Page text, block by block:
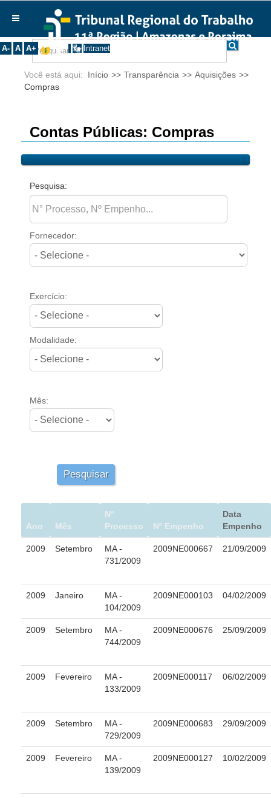
English
Português| Español
A- A A+ Intranet
Institucional
Histórico
Presidência
Desembargadores
Turmas
Juízes Roraima
Juízes Interior
Diretores
Comitês
Comitê Gestor Regional do PJe
Comitê Gestor Regional do e-Gestão e de Tabelas
Comissão de Ética
Comitê de Gestão de Pessoas
Comitê de Atenção Integral à Saúde de Magistrados e
Comitê de Combate ao Trabalho Infantil e de Estímulo à
Discriminação
Comissão Permanente de Gestão Socioambiental
Comitê Gestor do Plano de Contratações e Aquisições no
Comitê de Equidade de Raça, Gênero e Diversidade
Comissão de Justiça Itinerante
Comissão Permanente de Avaliação Documental
Você está aqui: Início >> Transparência >> Aquisições >>
Compras
Contas Públicas: Compras
Pesquisa:
Fornecedor:
Exercício:
Modalidade:
Mês:
Pesquisar
Ano Mês
Nº
Processo
Nº Empenho
Data
Empenho
2009 Setembro
MA -
731/2009
2009NE000667 21/09/2009
2009 Janeiro
MA -
104/2009
2009NE000103 04/02/2009
2009 Setembro
MA -
744/2009
2009NE000676 25/09/2009
2009 Fevereiro
MA -
133/2009
2009NE000117 06/02/2009
2009 Setembro
MA -
729/2009
2009NE000683 29/09/2009
2009 Fevereiro
MA -
139/2009
2009NE000127 10/02/2009